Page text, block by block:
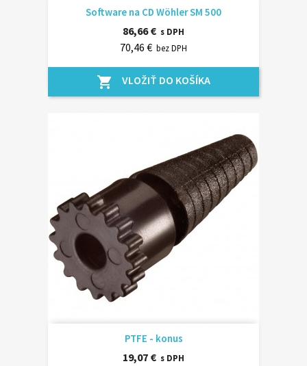
Software na CD Wöhler SM 500
86,66 € s DPH
70,46 € bez DPH
shopping_cart VLOŽIŤ DO KOŠÍKA
PTFE - konus
19,07 € s DPH